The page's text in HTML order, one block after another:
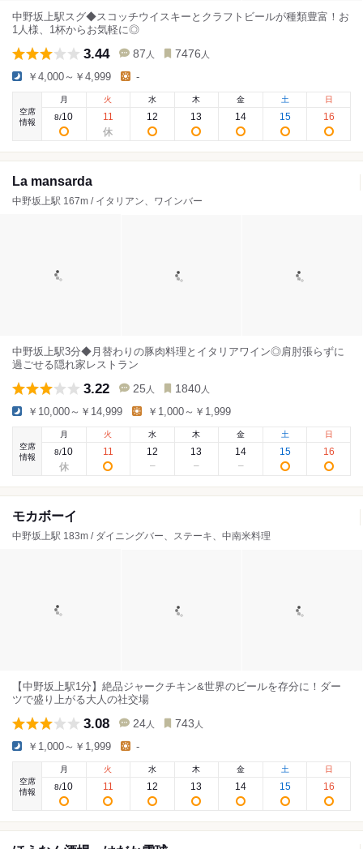
中野坂上駅スグ◆スコッチウイスキーとクラフトビールが種類豊富！お
1人様、1杯からお気軽に◎
3.44 87 人 7476 人
￥4,000～￥4,999 -
空席
情報
月
8/10
火
11
水
12
木
13
金
14
土
15
日
16
La mansarda
中野坂上駅 167m / イタリアン、ワインバー
中野坂上駅3分◆月替わりの豚肉料理とイタリアワイン◎肩肘張らずに
過ごせる隠れ家レストラン
3.22 25 人 1840 人
￥10,000～￥14,999 ￥1,000～￥1,999
空席
情報
月
8/10
火
11
水
12
木
13
金
14
土
15
日
16
モカボーイ
中野坂上駅 183m / ダイニングバー、ステーキ、中南米料理
【中野坂上駅1分】絶品ジャークチキン&世界のビールを存分に！ダー
ツで盛り上がる大人の社交場
3.08 24 人 743 人
￥1,000～￥1,999 -
空席
情報
月
8/10
火
11
水
12
木
13
金
14
土
15
日
16